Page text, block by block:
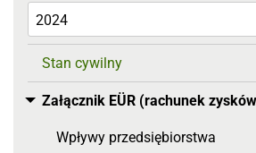
Stan cywilny
Załącznik EÜR (rachunek
Toggle menu
Wpływy przedsiębiorstwa